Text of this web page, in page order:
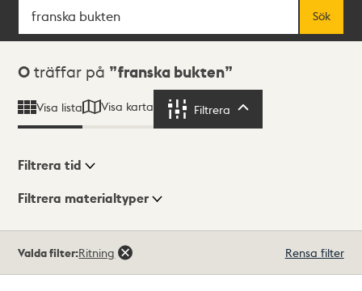
Sök
Sökresultat
0 träffar på franska bukten
Visa lista Visa karta Filtrera
Visningsläge
Filtrera tid
Filtrera materialtyper
träffar
Valda filter:Ritning Rensa filter